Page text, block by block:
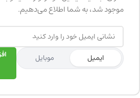
موجود شد، به شما اطلاع می‌دهیم.
ایمیل موبایل